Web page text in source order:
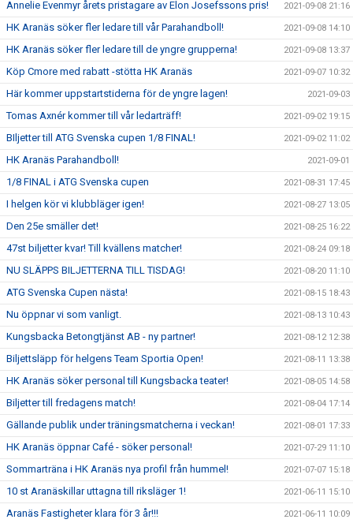
Annelie Evenmyr årets pristagare av Elon Josefssons pris! 2021-09-08 21:16
HK Aranäs söker fler ledare till vår Parahandboll! 2021-09-08 14:10
HK Aranäs söker fler ledare till de yngre grupperna! 2021-09-08 13:37
Köp Cmore med rabatt -stötta HK Aranäs 2021-09-07 10:32
Här kommer uppstartstiderna för de yngre lagen! 2021-09-03
Tomas Axnér kommer till vår ledarträff! 2021-09-02 19:15
BIljetter till ATG Svenska cupen 1/8 FINAL! 2021-09-02 11:02
HK Aranäs Parahandboll! 2021-09-01
1/8 FINAL i ATG Svenska cupen 2021-08-31 17:45
I helgen kör vi klubbläger igen! 2021-08-27 13:05
Den 25e smäller det! 2021-08-25 16:22
47st biljetter kvar! Till kvällens matcher! 2021-08-24 09:18
NU SLÄPPS BILJETTERNA TILL TISDAG! 2021-08-20 11:10
ATG Svenska Cupen nästa! 2021-08-15 18:43
Nu öppnar vi som vanligt. 2021-08-13 10:43
Kungsbacka Betongtjänst AB - ny partner! 2021-08-12 12:38
Biljettsläpp för helgens Team Sportia Open! 2021-08-11 13:38
HK Aranäs söker personal till Kungsbacka teater! 2021-08-05 14:58
Biljetter till fredagens match! 2021-08-04 17:14
Gällande publik under träningsmatcherna i veckan! 2021-08-01 17:33
HK Aranäs öppnar Café - söker personal! 2021-07-29 11:10
Sommarträna i HK Aranäs nya profil från hummel! 2021-07-07 15:18
10 st Aranäskillar uttagna till riksläger 1! 2021-06-11 15:10
Aranäs Fastigheter klara för 3 år!!! 2021-06-11 10:09